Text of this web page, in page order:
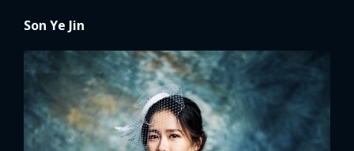
Son Ye Jin